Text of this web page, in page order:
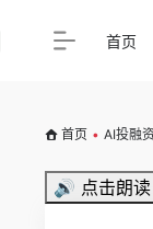
首页
首页 • AI投融
🔊 点击朗读